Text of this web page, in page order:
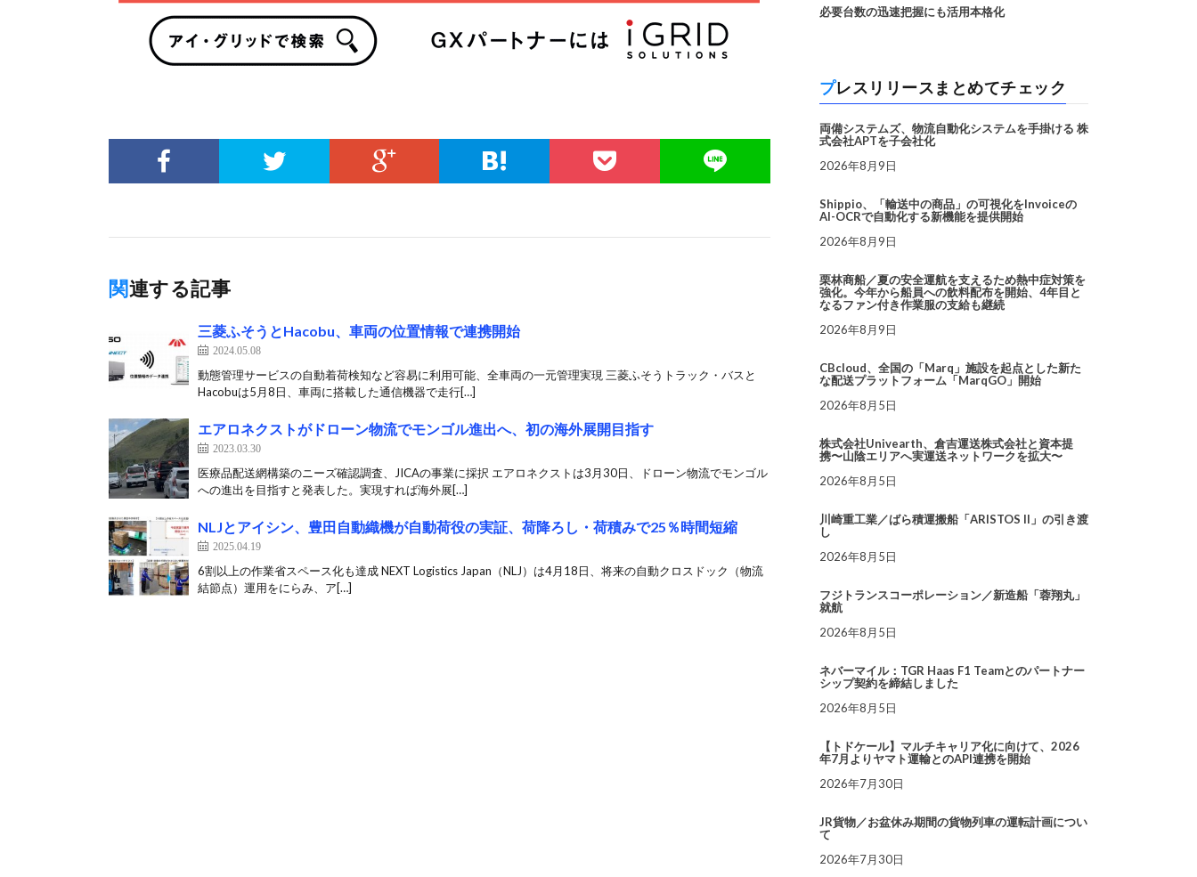
関連する記事
三菱ふそうとHacobu、車両の位置情報で連携開始
2024.05.08
動態管理サービスの自動着荷検知など容易に利用可能、全車両の一元管理実現 三菱ふそうトラック・バスと
Hacobuは5月8日、車両に搭載した通信機器で走行[…]
エアロネクストがドローン物流でモンゴル進出へ、初の海外展開目指す
2023.03.30
医療品配送網構築のニーズ確認調査、JICAの事業に採択 エアロネクストは3月30日、ドローン物流でモンゴル
への進出を目指すと発表した。実現すれば海外展[…]
NLJとアイシン、豊田自動織機が自動荷役の実証、荷降ろし・荷積みで25％時間短縮
2025.04.19
6割以上の作業省スペース化も達成 NEXT Logistics Japan（NLJ）は4月18日、将来の自動クロスドック（物流
結節点）運用をにらみ、ア[…]
必要台数の迅速把握にも活用本格化
プレスリリースまとめてチェック
両備システムズ、物流自動化システムを手掛ける 株
式会社APTを子会社化
2026年8月9日
Shippio、「輸送中の商品」の可視化をInvoiceの
AI-OCRで自動化する新機能を提供開始
2026年8月9日
栗林商船／夏の安全運航を支えるため熱中症対策を
強化。今年から船員への飲料配布を開始、4年目と
なるファン付き作業服の支給も継続
2026年8月9日
CBcloud、全国の「Marq」施設を起点とした新た
な配送プラットフォーム「MarqGO」開始
2026年8月5日
株式会社Univearth、倉吉運送株式会社と資本提
携〜山陰エリアへ実運送ネットワークを拡大〜
2026年8月5日
川崎重工業／ばら積運搬船「ARISTOS II」の引き渡
し
2026年8月5日
フジトランスコーポレーション／新造船「蓉翔丸」
就航
2026年8月5日
ネバーマイル：TGR Haas F1 Teamとのパートナー
シップ契約を締結しました
2026年8月5日
【トドケール】マルチキャリア化に向けて、2026
年7月よりヤマト運輸とのAPI連携を開始
2026年7月30日
JR貨物／お盆休み期間の貨物列車の運転計画につい
て
2026年7月30日